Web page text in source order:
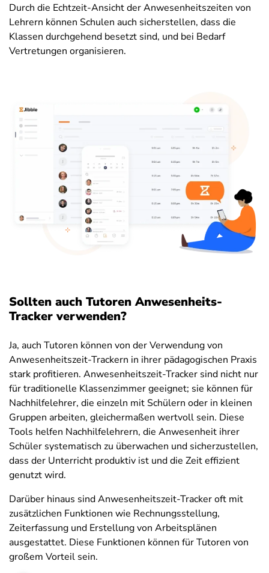
Durch die Echtzeit-Ansicht der Anwesenheitszeiten von
Lehrern können Schulen auch sicherstellen, dass die
Klassen durchgehend besetzt sind, und bei Bedarf
Vertretungen organisieren.
Sollten auch Tutoren Anwesenheits-
Tracker verwenden?
Ja, auch Tutoren können von der Verwendung von
Anwesenheitszeit-Trackern in ihrer pädagogischen Praxis
stark profitieren. Anwesenheitszeit-Tracker sind nicht nur
für traditionelle Klassenzimmer geeignet; sie können für
Nachhilfelehrer, die einzeln mit Schülern oder in kleinen
Gruppen arbeiten, gleichermaßen wertvoll sein. Diese
Tools helfen Nachhilfelehrern, die Anwesenheit ihrer
Schüler systematisch zu überwachen und sicherzustellen,
dass der Unterricht produktiv ist und die Zeit effizient
genutzt wird.
Darüber hinaus sind Anwesenheitszeit-Tracker oft mit
zusätzlichen Funktionen wie Rechnungsstellung,
Zeiterfassung und Erstellung von Arbeitsplänen
ausgestattet. Diese Funktionen können für Tutoren von
großem Vorteil sein.